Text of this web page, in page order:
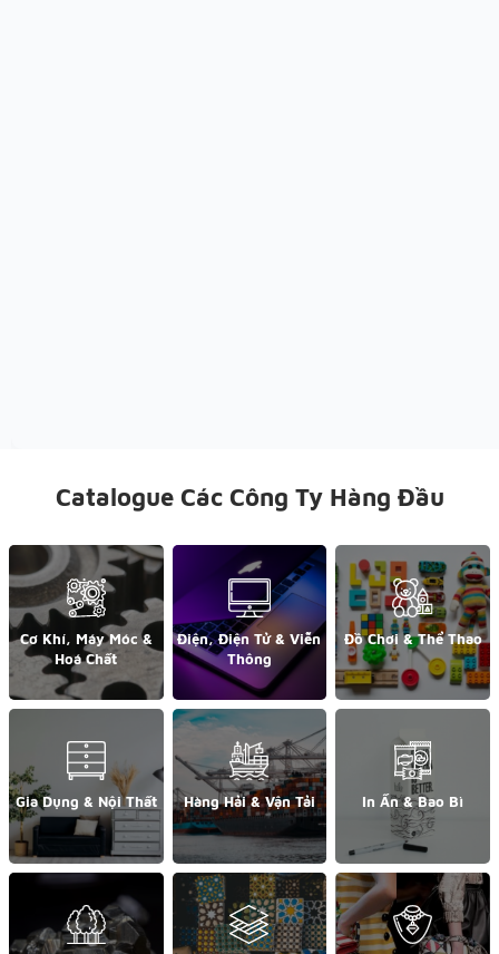
Catalogue Các Công Ty Hàng Đầu
Cơ Khí, Máy Móc &
Hoá Chất
Điện, Điện Tử & Viễn
Thông
Đồ Chơi & Thể Thao
Gia Dụng & Nội Thất Hàng Hải & Vận Tải In Ấn & Bao Bì